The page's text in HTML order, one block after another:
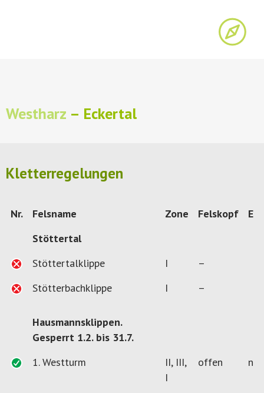
Westharz – Eckertal
Kletterregelungen
Nr. Felsname Zone Felskopf
E
Stöttertal
Stöttertalklippe
I
–
Stötterbachklippe
I –
Hausmannsklippen.
Gesperrt 1.2. bis 31.7.
1. Westturm
II, III,
I
offen n